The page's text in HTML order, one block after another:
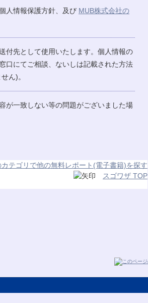
人情報保護方針、及び MUB株式会社の
付先として使用いたします。個人情報の
口にてご相談、ないしは記載された方法
ん)。
が一致しない等の問題がございました場
テゴリで他の無料レポート(電子書籍)を探す
スゴワザ TOP